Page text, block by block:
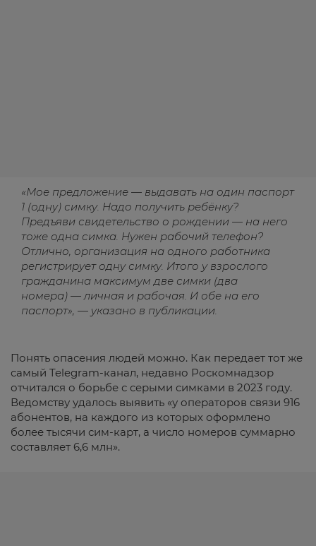
«Мое предложение — выдавать на один паспорт
1 (одну) симку. Надо получить ребёнку?
Предъяви свидетельство о рождении — на него
тоже одна симка. Нужен рабочий телефон?
Отлично, организация на одного работника
регистрирует одну симку. Итого у взрослого
гражданина максимум две симки (два
номера) — личная и рабочая. И обе на его
паспорт», — указано в публикации.
Понять опасения людей можно. Как передает тот же
самый Telegram-канал, недавно Роскомнадзор
отчитался о борьбе с серыми симками в 2023 году.
Ведомству удалось выявить «у операторов связи 916
абонентов, на каждого из которых оформлено
более тысячи сим-карт, а число номеров суммарно
составляет 6,6 млн».